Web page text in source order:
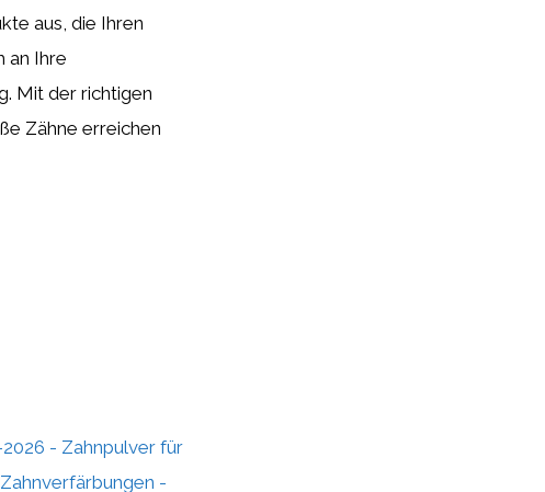
aus, die Ihren
an Ihre
Mit der richtigen
Zähne erreichen
- Zahnpulver für
-